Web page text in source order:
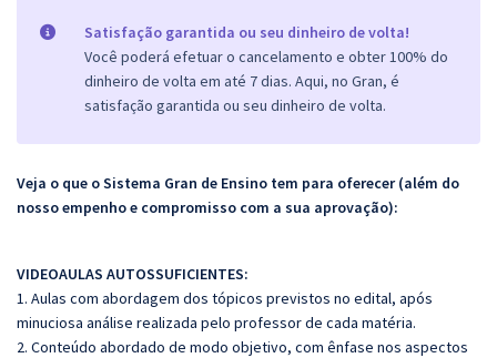
Satisfação garantida ou seu dinheiro de volta!
Você poderá efetuar o cancelamento e obter 100% do
dinheiro de volta em até 7 dias. Aqui, no Gran, é
satisfação garantida ou seu dinheiro de volta.
Veja o que o Sistema Gran de Ensino tem para oferecer (além do
nosso empenho e compromisso com a sua aprovação):
VIDEOAULAS AUTOSSUFICIENTES:
1. Aulas com abordagem dos tópicos previstos no edital, após
minuciosa análise realizada pelo professor de cada matéria.
2. Conteúdo abordado de modo objetivo, com ênfase nos aspectos